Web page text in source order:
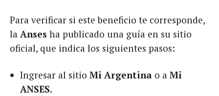
Para verificar si este beneficio te corresponde,
la Anses ha publicado una guía en su sitio
oficial, que indica los siguientes pasos:
Ingresar al sitio Mi Argentina o a Mi
ANSES.